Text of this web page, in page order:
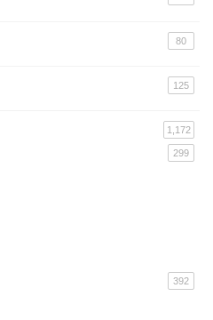
80
125
1,172
299
392